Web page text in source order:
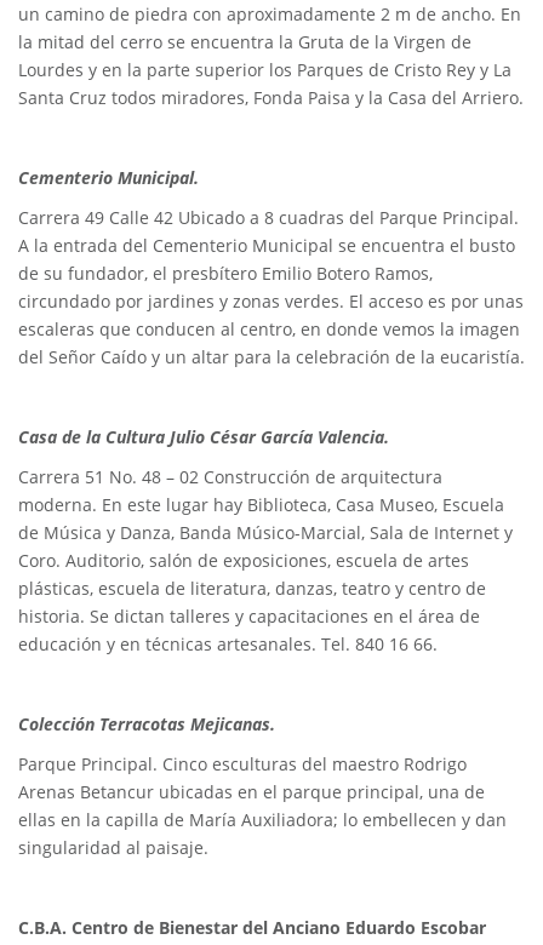
un camino de piedra con aproximadamente 2 m de ancho. En
la mitad del cerro se encuentra la Gruta de la Virgen de
Lourdes y en la parte superior los Parques de Cristo Rey y La
Santa Cruz todos miradores, Fonda Paisa y la Casa del Arriero.
Cementerio Municipal.
Carrera 49 Calle 42 Ubicado a 8 cuadras del Parque Principal.
A la entrada del Cementerio Municipal se encuentra el busto
de su fundador, el presbítero Emilio Botero Ramos,
circundado por jardines y zonas verdes. El acceso es por unas
escaleras que conducen al centro, en donde vemos la imagen
del Señor Caído y un altar para la celebración de la eucaristía.
Casa de la Cultura Julio César García Valencia.
Carrera 51 No. 48 – 02 Construcción de arquitectura
moderna. En este lugar hay Biblioteca, Casa Museo, Escuela
de Música y Danza, Banda Músico-Marcial, Sala de Internet y
Coro. Auditorio, salón de exposiciones, escuela de artes
plásticas, escuela de literatura, danzas, teatro y centro de
historia. Se dictan talleres y capacitaciones en el área de
educación y en técnicas artesanales. Tel. 840 16 66.
Colección Terracotas Mejicanas.
Parque Principal. Cinco esculturas del maestro Rodrigo
Arenas Betancur ubicadas en el parque principal, una de
ellas en la capilla de María Auxiliadora; lo embellecen y dan
singularidad al paisaje.
C.B.A. Centro de Bienestar del Anciano Eduardo Escobar